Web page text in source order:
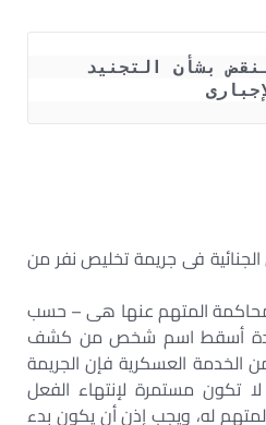
فى جريمة تخليص نفر من
محاكمة المتهم عنها هى – حسب
عمدة أسقط اسم شخص من كشف
الخدمة العسكرية فإن الجريمة
تكون مستمرة لإنتهاء الفعل
له، ويجب إذن أن يكون بدء